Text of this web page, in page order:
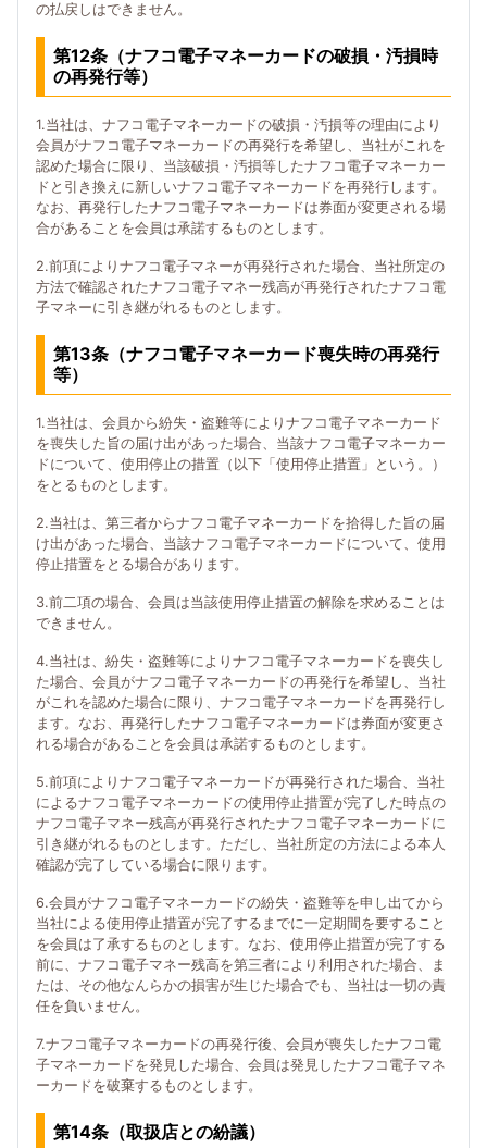
の払戻しはできません。
第12条（ナフコ電子マネーカードの破損・汚損時
の再発行等）
1.当社は、ナフコ電子マネーカードの破損・汚損等の理由により
会員がナフコ電子マネーカードの再発行を希望し、当社がこれを
認めた場合に限り、当該破損・汚損等したナフコ電子マネーカー
ドと引き換えに新しいナフコ電子マネーカードを再発行します。
なお、再発行したナフコ電子マネーカードは券面が変更される場
合があることを会員は承諾するものとします。
2.前項によりナフコ電子マネーが再発行された場合、当社所定の
方法で確認されたナフコ電子マネー残高が再発行されたナフコ電
子マネーに引き継がれるものとします。
第13条（ナフコ電子マネーカード喪失時の再発行
等）
1.当社は、会員から紛失・盗難等によりナフコ電子マネーカード
を喪失した旨の届け出があった場合、当該ナフコ電子マネーカー
ドについて、使用停止の措置（以下「使用停止措置」という。）
をとるものとします。
2.当社は、第三者からナフコ電子マネーカードを拾得した旨の届
け出があった場合、当該ナフコ電子マネーカードについて、使用
停止措置をとる場合があります。
3.前二項の場合、会員は当該使用停止措置の解除を求めることは
できません。
4.当社は、紛失・盗難等によりナフコ電子マネーカードを喪失し
た場合、会員がナフコ電子マネーカードの再発行を希望し、当社
がこれを認めた場合に限り、ナフコ電子マネーカードを再発行し
ます。なお、再発行したナフコ電子マネーカードは券面が変更さ
れる場合があることを会員は承諾するものとします。
5.前項によりナフコ電子マネーカードが再発行された場合、当社
によるナフコ電子マネーカードの使用停止措置が完了した時点の
ナフコ電子マネー残高が再発行されたナフコ電子マネーカードに
引き継がれるものとします。ただし、当社所定の方法による本人
確認が完了している場合に限ります。
6.会員がナフコ電子マネーカードの紛失・盗難等を申し出てから
当社による使用停止措置が完了するまでに一定期間を要すること
を会員は了承するものとします。なお、使用停止措置が完了する
前に、ナフコ電子マネー残高を第三者により利用された場合、ま
たは、その他なんらかの損害が生じた場合でも、当社は一切の責
任を負いません。
7.ナフコ電子マネーカードの再発行後、会員が喪失したナフコ電
子マネーカードを発見した場合、会員は発見したナフコ電子マネ
ーカードを破棄するものとします。
第14条（取扱店との紛議）